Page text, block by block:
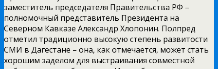
заместитель председателя Правительства РФ –
полномочный представитель Президента на
Северном Кавказе Александр Хлопонин. Полпред
отметил традиционно высокую степень развитости
СМИ в Дагестане – она, как отмечается, может стать
хорошим заделом для выстраивания совместной